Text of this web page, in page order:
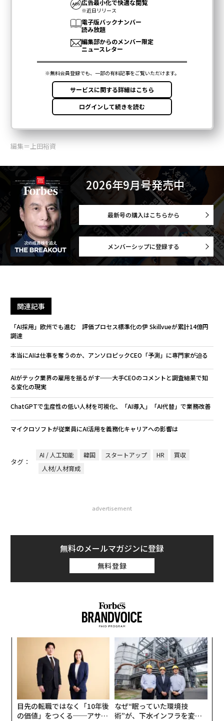
編集＝上田裕資
2026年9月号発売中
最新号の購入はこちらから
メンバーシップに登録する
関連記事
「AI採用」欧州でも進む 評価プロセス標準化の伊 Skillvueが累計14億円
調達
本当にAIは仕事を奪うのか、アンソロピックCEO「予測」に専門家が迫る
AIがテック業界の雇用を揺るがす──大手CEOのコメントと調査結果で知
る変化の現実
ChatGPTで生産性の低い人材を可視化、「AI導入」「AI代替」で業務改善
マイクロソフトが従業員にAI活用を義務化――キャリアへの影響は
タグ：
AI / 人工知能 韓国 スタートアップ HR
買収
人材/人材育成
advertisement
無料のメールマガジンに登録
無料登録
目先の転職ではなく「10年後
の価値」をつくる──アサイ
なぜ“眠っていた環境技
術”が、下水インフラを変え